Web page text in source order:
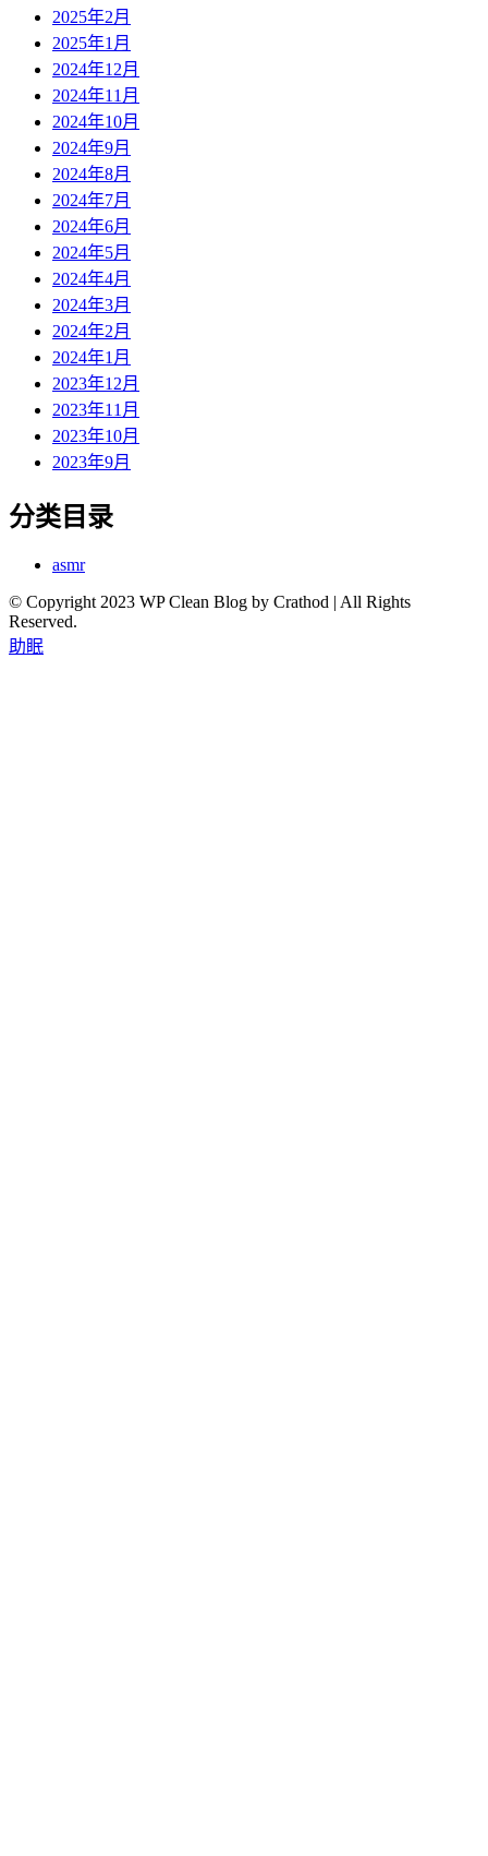
2025年2月
2025年1月
2024年12月
2024年11月
2024年10月
2024年9月
2024年8月
2024年7月
2024年6月
2024年5月
2024年4月
2024年3月
2024年2月
2024年1月
2023年12月
2023年11月
2023年10月
2023年9月
分类目录
asmr
© Copyright 2023 WP Clean Blog by Crathod | All Rights
Reserved.
助眠